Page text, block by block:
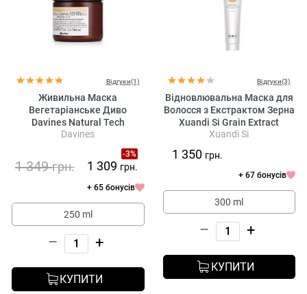
Відгуки(1)
Живильна Маска
Вегетаріанське Диво
Davines Natural Tech
Nourishing Vegetarian
Davines
-3%
1 349грн. 1 309 грн.
+ 65 бонусів
250 ml
– +
КУПИТИ
Відгуки(3)
Відновлювальна Маска для
Волосся з Екстрактом Зерна
Xuandi Si Grain Extract
Treatment Hair Mask
Xuandi Si
1 350 грн.
+ 67 бонусів
300 ml
– +
КУПИТИ